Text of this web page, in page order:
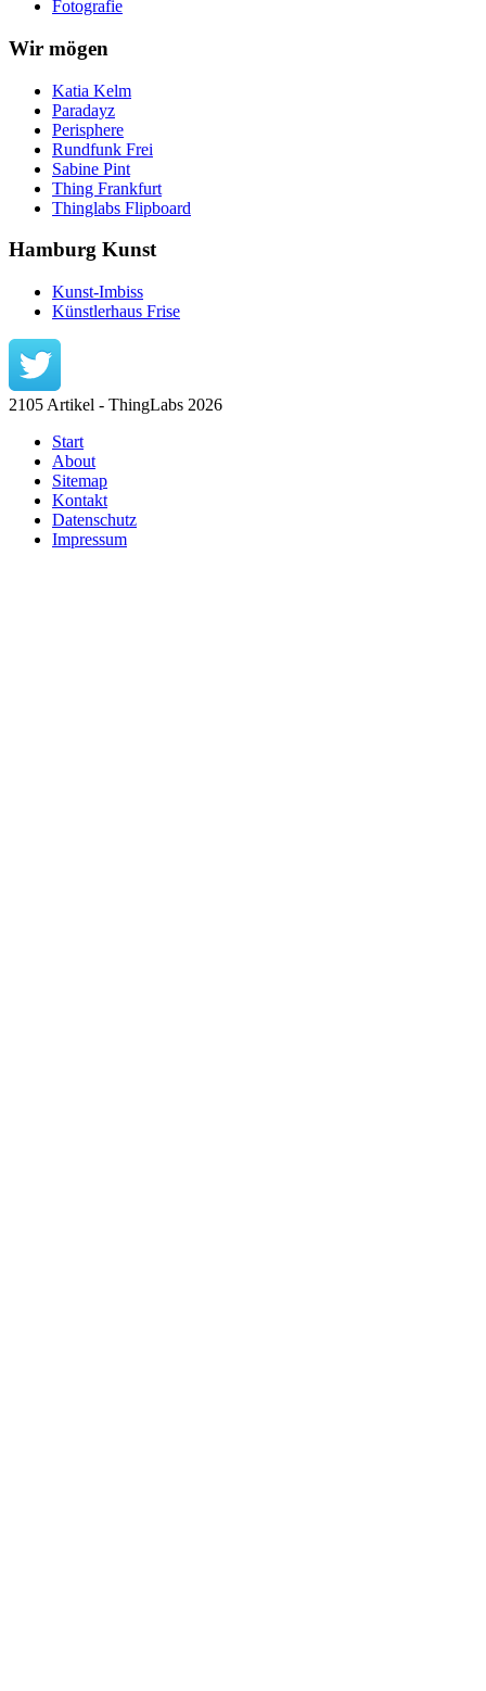
Fotografie
Wir mögen
Katia Kelm
Paradayz
Perisphere
Rundfunk Frei
Sabine Pint
Thing Frankfurt
Thinglabs Flipboard
Hamburg Kunst
Kunst-Imbiss
Künstlerhaus Frise
2105 Artikel - ThingLabs 2026
Start
About
Sitemap
Kontakt
Datenschutz
Impressum